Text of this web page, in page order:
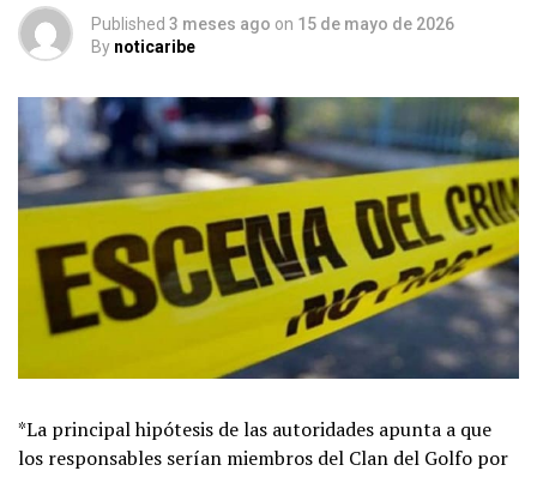
Published 3 meses ago on 15 de mayo de 2026
By noticaribe
*La principal hipótesis de las autoridades apunta a que
los responsables serían miembros del Clan del Golfo por